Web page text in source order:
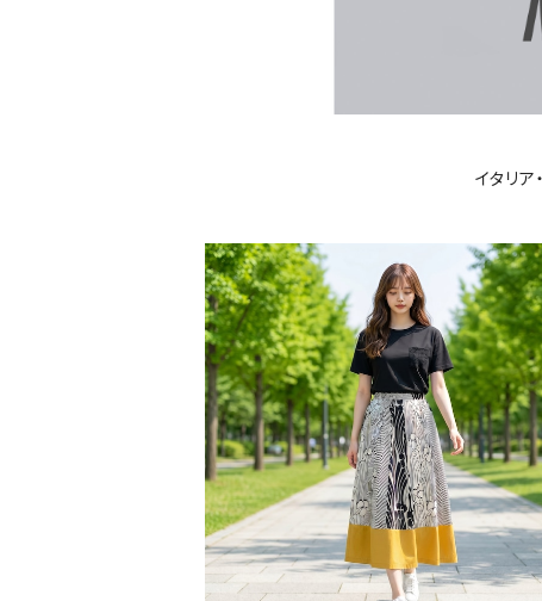
イタリ
L'acqua(ラクア）ボタニカル柄スカー
D364SK
¥31,570
30%OFF
SOLD OUT